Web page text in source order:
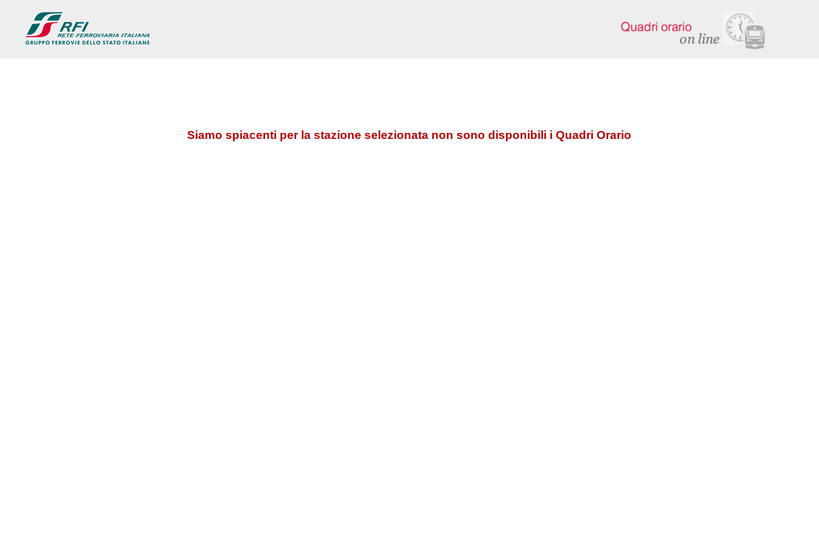
Siamo spiacenti per la stazione selezionata non sono disponibili i Quadri Orario